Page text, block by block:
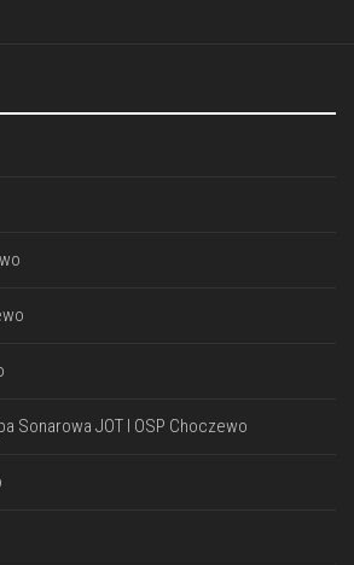
Sonarowa JOT I OSP Choczewo